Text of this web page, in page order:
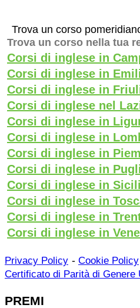
Trova un corso
Trova un corso nella tua
Corsi di inglese in
Corsi di inglese in
Corsi di inglese in
Corsi di inglese nel
Corsi di inglese in
Corsi di inglese in
Corsi di inglese in
Corsi di inglese in
Corsi di inglese in
Corsi di inglese in
Corsi di inglese in
Corsi di inglese in
Privacy Policy - Cookie Policy
Certificato di Parità di Genere
PREMI